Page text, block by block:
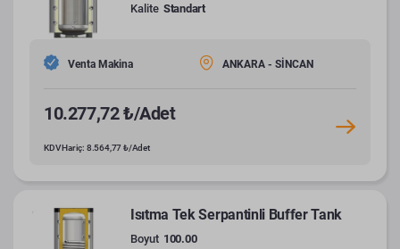
Kalite Standart
Venta Makina ANKARA - SİNCAN
10.277,72 ₺/Adet
KDV Hariç: 8.564,77 ₺/Adet
Isıtma Tek Serpantinli Buffer Tank
Boyut 100.00